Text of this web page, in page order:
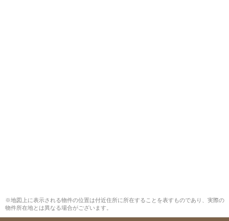
※地図上に表示される物件の位置は付近住所に所在することを表すものであり、実際の
物件所在地とは異なる場合がございます。